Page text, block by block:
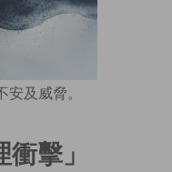
及威脅。
擊」